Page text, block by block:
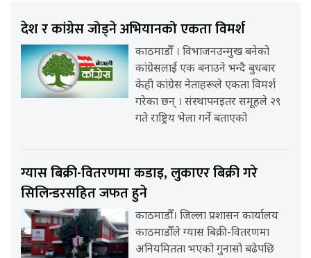
देश र कांग्रेस जोड्ने अभियानको एकता विमर्श
काठमाडौँ । विभाजनउन्मुख बनेको
कांग्रेसलाई एक बनाउने भन्दै बुधबार
केही कांग्रेस नेताहरूले एकता विमर्श
गरेका छन् । संस्थापनइतर समूहले २९
गते राष्ट्रिय भेला गर्ने बताएको
ग्यास बिक्री-वितरणमा कडाइ, लुकाएर बिक्री गरे
सिलिन्डरसहित जफत हुने
काठमाडौँ। जिल्ला प्रशासन कार्यालय
काठमाडौँले ग्यास बिक्री-वितरणमा
अनियमितता भएको गुनासो बढेपछि